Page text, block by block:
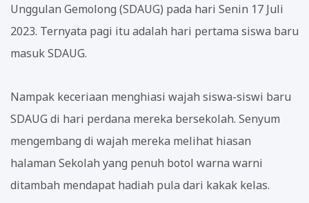
Unggulan Gemolong (SDAUG) pada hari Senin 17 Juli
2023. Ternyata pagi itu adalah hari pertama siswa baru
masuk SDAUG.
Nampak keceriaan menghiasi wajah siswa-siswi baru
SDAUG di hari perdana mereka bersekolah. Senyum
mengembang di wajah mereka melihat hiasan
halaman Sekolah yang penuh botol warna warni
ditambah mendapat hadiah pula dari kakak kelas.